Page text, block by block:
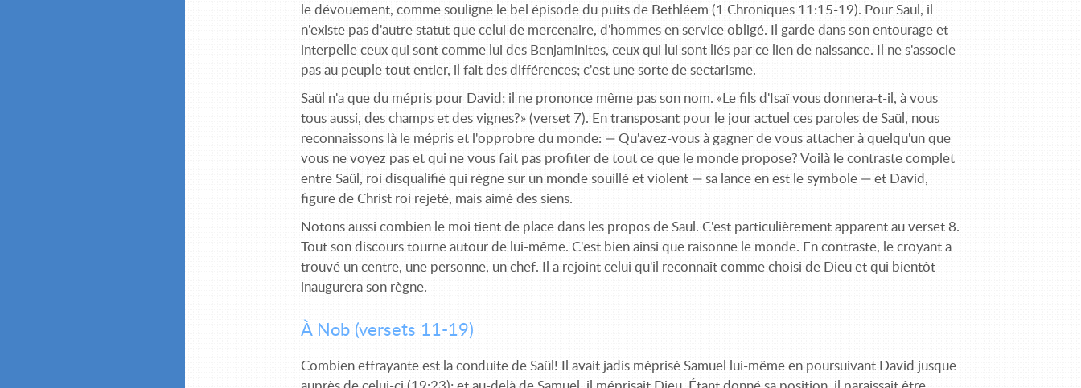
le dévouement, comme souligne le bel épisode du puits de Bethléem (1 Chroniques 11:15-19). Pour Saül, il
n'existe pas d'autre statut que celui de mercenaire, d'hommes en service obligé. Il garde dans son entourage et
interpelle ceux qui sont comme lui des Benjaminites, ceux qui lui sont liés par ce lien de naissance. Il ne s'associe
pas au peuple tout entier, il fait des différences; c'est une sorte de sectarisme.
Saül n'a que du mépris pour David; il ne prononce même pas son nom. «Le fils d'Isaï vous donnera-t-il, à vous
tous aussi, des champs et des vignes?» (verset 7). En transposant pour le jour actuel ces paroles de Saül, nous
reconnaissons là le mépris et l'opprobre du monde: — Qu'avez-vous à gagner de vous attacher à quelqu'un que
vous ne voyez pas et qui ne vous fait pas profiter de tout ce que le monde propose? Voilà le contraste complet
entre Saül, roi disqualifié qui règne sur un monde souillé et violent — sa lance en est le symbole — et David,
figure de Christ roi rejeté, mais aimé des siens.
Notons aussi combien le moi tient de place dans les propos de Saül. C'est particulièrement apparent au verset 8.
Tout son discours tourne autour de lui-même. C'est bien ainsi que raisonne le monde. En contraste, le croyant a
trouvé un centre, une personne, un chef. Il a rejoint celui qu'il reconnaît comme choisi de Dieu et qui bientôt
inaugurera son règne.
À Nob (versets 11-19)
Combien effrayante est la conduite de Saül! Il avait jadis méprisé Samuel lui-même en poursuivant David jusque